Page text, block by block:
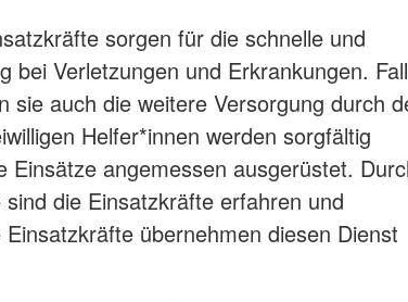
sorgen für die schnelle und
bei Verletzungen und Erkrankungen.
sie auch die weitere Versorgung durch
Helfer*innen werden sorgfältig
Einsätze angemessen ausgerüstet.
die Einsatzkräfte erfahren und
übernehmen diesen Dienst